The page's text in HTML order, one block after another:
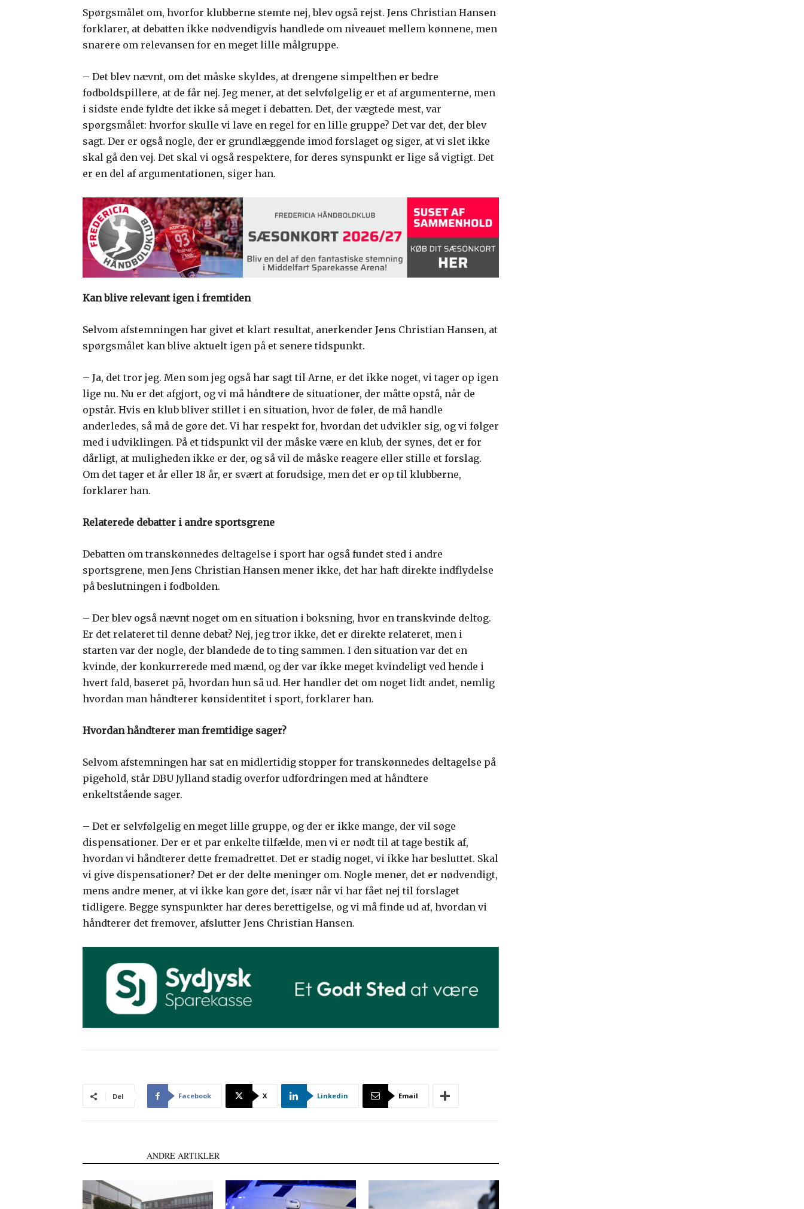
Spørgsmålet om, hvorfor klubberne stemte nej, blev også rejst. Jens Christian Hansen
forklarer, at debatten ikke nødvendigvis handlede om niveauet mellem kønnene, men
snarere om relevansen for en meget lille målgruppe.
– Det blev nævnt, om det måske skyldes, at drengene simpelthen er bedre
fodboldspillere, at de får nej. Jeg mener, at det selvfølgelig er et af argumenterne, men
i sidste ende fyldte det ikke så meget i debatten. Det, der vægtede mest, var
spørgsmålet: hvorfor skulle vi lave en regel for en lille gruppe? Det var det, der blev
sagt. Der er også nogle, der er grundlæggende imod forslaget og siger, at vi slet ikke
skal gå den vej. Det skal vi også respektere, for deres synspunkt er lige så vigtigt. Det
er en del af argumentationen, siger han.
Kan blive relevant igen i fremtiden
Selvom afstemningen har givet et klart resultat, anerkender Jens Christian Hansen, at
spørgsmålet kan blive aktuelt igen på et senere tidspunkt.
– Ja, det tror jeg. Men som jeg også har sagt til Arne, er det ikke noget, vi tager op igen
lige nu. Nu er det afgjort, og vi må håndtere de situationer, der måtte opstå, når de
opstår. Hvis en klub bliver stillet i en situation, hvor de føler, de må handle
anderledes, så må de gøre det. Vi har respekt for, hvordan det udvikler sig, og vi følger
med i udviklingen. På et tidspunkt vil der måske være en klub, der synes, det er for
dårligt, at muligheden ikke er der, og så vil de måske reagere eller stille et forslag.
Om det tager et år eller 18 år, er svært at forudsige, men det er op til klubberne,
forklarer han.
Relaterede debatter i andre sportsgrene
Debatten om transkønnedes deltagelse i sport har også fundet sted i andre
sportsgrene, men Jens Christian Hansen mener ikke, det har haft direkte indflydelse
på beslutningen i fodbolden.
– Der blev også nævnt noget om en situation i boksning, hvor en transkvinde deltog.
Er det relateret til denne debat? Nej, jeg tror ikke, det er direkte relateret, men i
starten var der nogle, der blandede de to ting sammen. I den situation var det en
kvinde, der konkurrerede med mænd, og der var ikke meget kvindeligt ved hende i
hvert fald, baseret på, hvordan hun så ud. Her handler det om noget lidt andet, nemlig
hvordan man håndterer kønsidentitet i sport, forklarer han.
Hvordan håndterer man fremtidige sager?
Selvom afstemningen har sat en midlertidig stopper for transkønnedes deltagelse på
pigehold, står DBU Jylland stadig overfor udfordringen med at håndtere
enkeltstående sager.
– Det er selvfølgelig en meget lille gruppe, og der er ikke mange, der vil søge
dispensationer. Der er et par enkelte tilfælde, men vi er nødt til at tage bestik af,
hvordan vi håndterer dette fremadrettet. Det er stadig noget, vi ikke har besluttet. Skal
vi give dispensationer? Det er der delte meninger om. Nogle mener, det er nødvendigt,
mens andre mener, at vi ikke kan gøre det, især når vi har fået nej til forslaget
tidligere. Begge synspunkter har deres berettigelse, og vi må finde ud af, hvordan vi
håndterer det fremover, afslutter Jens Christian Hansen.
Del Facebook X Linkedin Email
ANDRE ARTIKLER